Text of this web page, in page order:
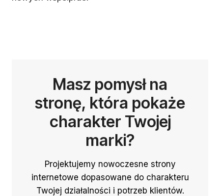
Masz pomysł na
stronę, która pokaże
charakter Twojej
marki?
Projektujemy nowoczesne strony
internetowe dopasowane do charakteru
Twojej działalności i potrzeb klientów.